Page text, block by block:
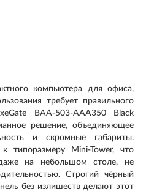
компьютера для офиса,
требует правильного
BAA-503-AAA350 Black
решение, объединяющее
и скромные габариты.
типоразмеру Mini-Tower, что
на небольшом столе, не
Строгий чёрный
без излишеств делают этот